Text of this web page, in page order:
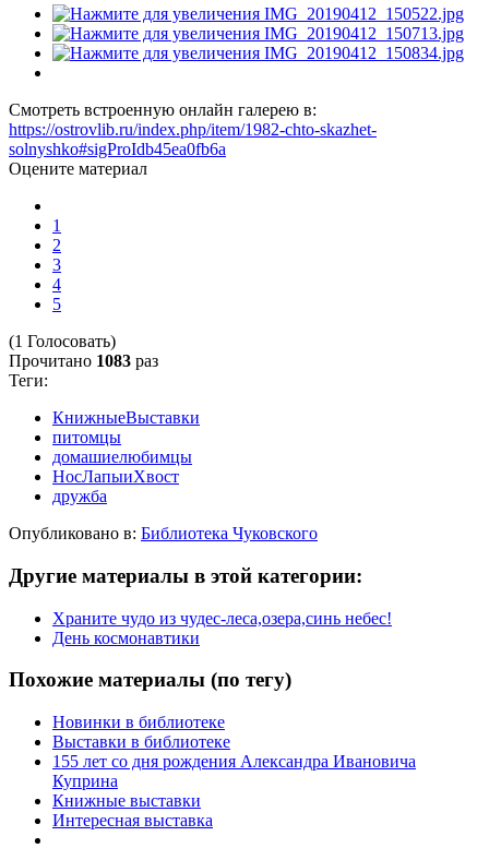
Смотреть встроенную онлайн галерею в:
https://ostrovlib.ru/index.php/item/1982-chto-skazhet-
solnyshko#sigProIdb45ea0fb6a
Оцените материал
1
2
3
4
5
(1 Голосовать)
Прочитано 1083 раз
Теги:
КнижныеВыставки
питомцы
домашиелюбимцы
НосЛапыиХвост
дружба
Опубликовано в: Библиотека Чуковского
Другие материалы в этой категории:
Храните чудо из чудес-леса,озера,синь небес!
День космонавтики
Похожие материалы (по тегу)
Новинки в библиотеке
Выставки в библиотеке
155 лет со дня рождения Александра Ивановича
Куприна
Книжные выставки
Интересная выставка